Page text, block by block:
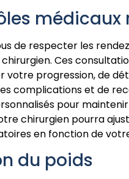
médicaux
de respecter les
Ces
votre progression, de
complications et de
pour
chirurgien pourra
en fonction de
du poids